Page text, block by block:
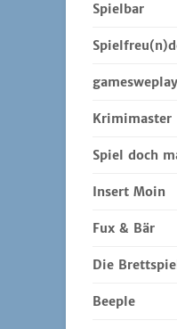
Spielbar
Krimimaster
Spiel doch
Insert Moin
Fux & Bär
Die
Beeple